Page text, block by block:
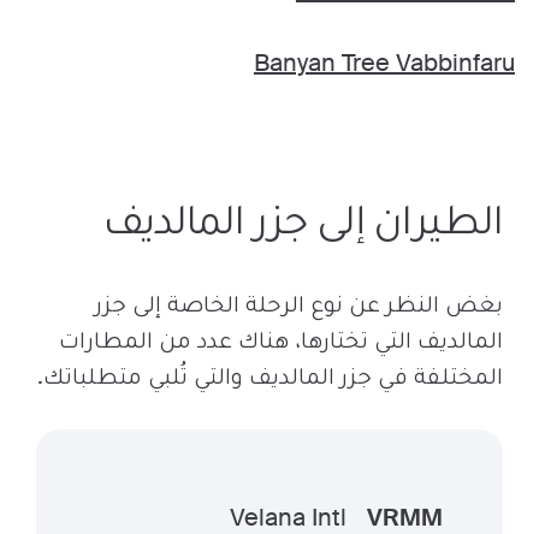
Banyan Tree Vabbinfaru
الطيران إلى جزر المالديف
بغض النظر عن نوع الرحلة الخاصة إلى جزر
المالديف التي تختارها، هناك عدد من المطارات
المختلفة في جزر المالديف والتي تُلبي متطلباتك.
VRMM
Velana Intl